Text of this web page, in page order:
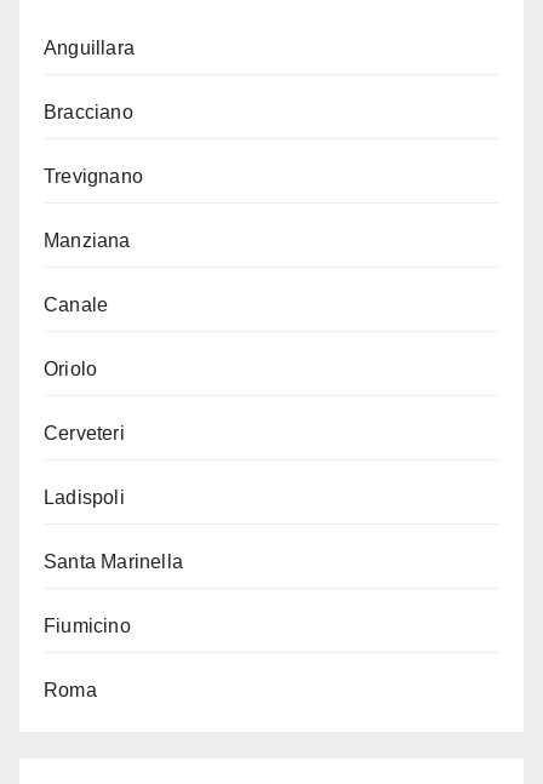
Anguillara
Bracciano
Trevignano
Manziana
Canale
Oriolo
Cerveteri
Ladispoli
Santa Marinella
Fiumicino
Roma